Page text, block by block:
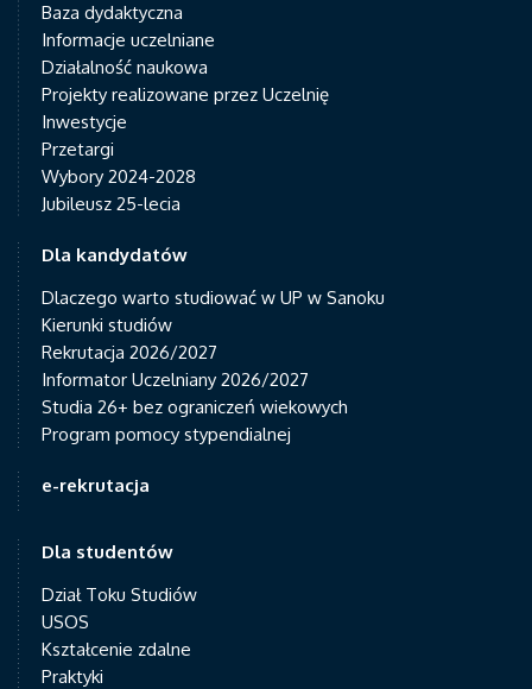
Baza dydaktyczna
Informacje uczelniane
Działalność naukowa
Projekty realizowane przez Uczelnię
Inwestycje
Przetargi
Wybory 2024-2028
Jubileusz 25-lecia
Dla kandydatów
Dlaczego warto studiować w UP w Sanoku
Kierunki studiów
Rekrutacja 2026/2027
Informator Uczelniany 2026/2027
Studia 26+ bez ograniczeń wiekowych
Program pomocy stypendialnej
e-rekrutacja
Dla studentów
Dział Toku Studiów
USOS
Kształcenie zdalne
Praktyki